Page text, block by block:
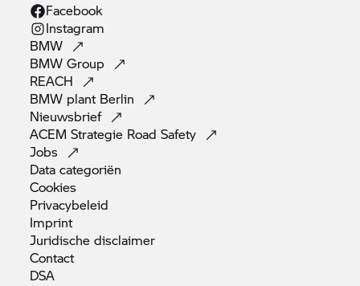
Facebook
Instagram
BMW
BMWGroup
REACH
BMW plant Berlin
Nieuwsbrief
ACEM Strategie RoadSafety
Jobs
Datacategoriën
Cookies
Privacybeleid
Imprint
Juridischedisclaimer
Contact
DSA